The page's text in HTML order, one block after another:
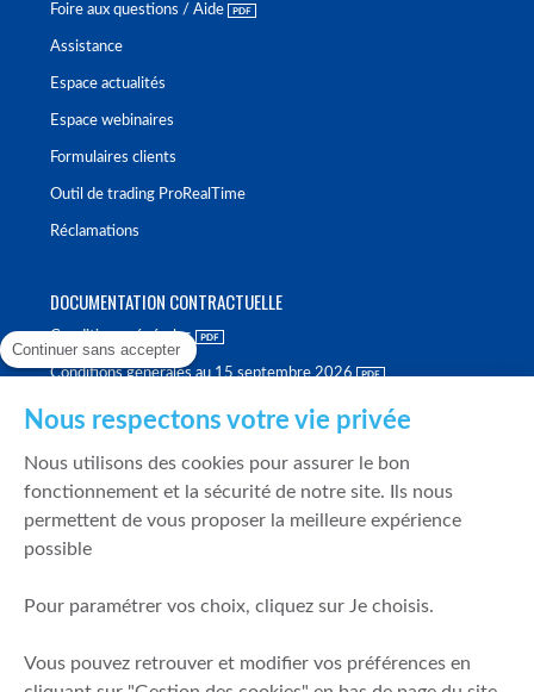
Foire aux questions / Aide
Assistance
Espace actualités
Espace webinaires
Formulaires clients
Outil de trading ProRealTime
Réclamations
DOCUMENTATION CONTRACTUELLE
Conditions générales
Conditions générales au 15 septembre 2026
Politique de meilleure sélection
Politique de durabilité
Fonds de garantie des dépôts et de résolution
Mentions légales
Continuer sans accepter
Nous respectons votre vie privée
Nous utilisons des cookies pour assurer le bon
fonctionnement et la sécurité de notre site. Ils nous
permettent de vous proposer la meilleure expérience
possible
Pour paramétrer vos choix, cliquez sur Je choisis.
Vous pouvez retrouver et modifier vos préférences en